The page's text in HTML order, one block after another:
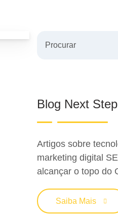
Blog Next Step
Artigos sobre
marketing digital
alcançar o topo do
Saiba Mais